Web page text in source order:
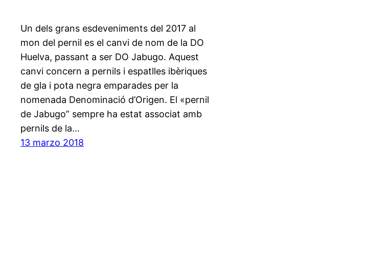
Un dels grans esdeveniments del 2017 al
mon del pernil es el canvi de nom de la DO
Huelva, passant a ser DO Jabugo. Aquest
canvi concern a pernils i espatlles ibèriques
de gla i pota negra emparades per la
nomenada Denominació d’Origen. El «pernil
de Jabugo” sempre ha estat associat amb
pernils de la…
13 marzo 2018